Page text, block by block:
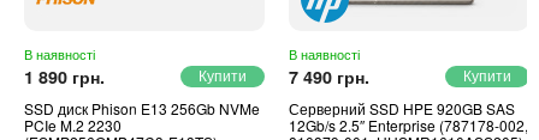
В наявності
1 890 грн.
SSD диск Phison E13 256Gb NVMe
PCIe M.2 2230
В наявності
7 490 грн.
Серверний SSD HPE 920GB SAS
12Gb/s 2.5″ Enterprise (787178-002,